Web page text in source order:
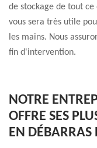
de stockage de tout
vous sera très utile
les mains. Nous
fin d'intervention.
NOTRE
OFFRE SES
EN DÉBARRAS